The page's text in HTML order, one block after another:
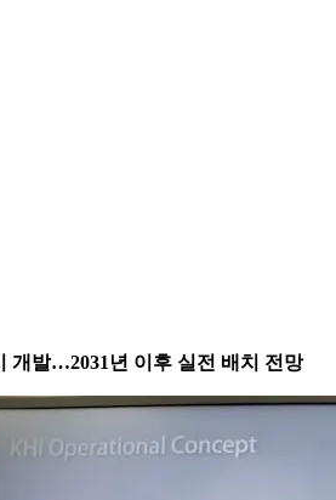
개발…2031년 이후 실전 배치 전망